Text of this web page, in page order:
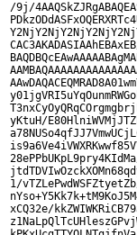
/9j/
yKtuH/
1/
xCQ32e/